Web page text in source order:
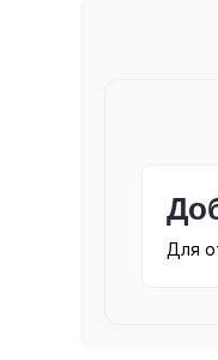
Для